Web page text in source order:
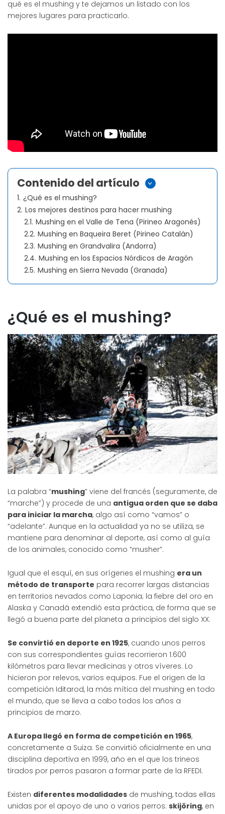
qué es el mushing y te dejamos un listado con los
mejores lugares para practicarlo.
Contenido del artículo >
1. ¿Qué es el mushing?
2. Los mejores destinos para hacer mushing
2.1. Mushing en el Valle de Tena (Pirineo Aragonés)
2.2. Mushing en Baqueira Beret (Pirineo Catalán)
2.3. Mushing en Grandvalira (Andorra)
2.4. Mushing en los Espacios Nórdicos de Aragón
2.5. Mushing en Sierra Nevada (Granada)
¿Qué es el mushing?
La palabra “mushing” viene del francés (seguramente, de
“marche”) y procede de una antigua orden que se daba
para iniciar la marcha, algo así como “vamos” o
“adelante”. Aunque en la actualidad ya no se utiliza, se
mantiene para denominar al deporte, así como al guía
de los animales, conocido como “musher”.
Igual que el esquí, en sus orígenes el mushing era un
método de transporte para recorrer largas distancias
en territorios nevados como Laponia; la fiebre del oro en
Alaska y Canadá extendió esta práctica, de forma que se
llegó a buena parte del planeta a principios del siglo XX.
Se convirtió en deporte en 1925, cuando unos perros
con sus correspondientes guías recorrieron 1.600
kilómetros para llevar medicinas y otros víveres. Lo
hicieron por relevos, varios equipos. Fue el origen de la
competición Iditarod, la más mítica del mushing en todo
el mundo, que se lleva a cabo todos los años a
principios de marzo.
A Europa llegó en forma de competición en 1965,
concretamente a Suiza. Se convirtió oficialmente en una
disciplina deportiva en 1999, año en el que los trineos
tirados por perros pasaron a formar parte de la RFEDI.
Existen diferentes modalidades de mushing, todas ellas
unidas por el apoyo de uno o varios perros: skijöring, en